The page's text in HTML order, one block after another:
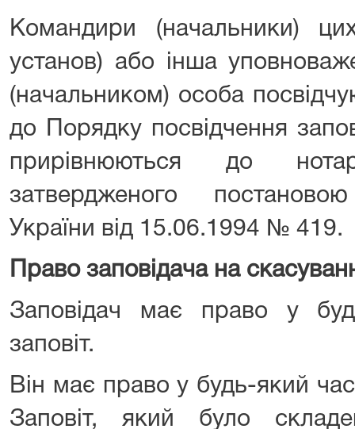
Командири (начальники)
установ) або інша
(начальником) особа
до Порядку посвідчення
прирівнюються до
затвердженого
України від 15.06.1994 № 419.
Право заповідача на
Заповідач має право у
заповіт.
Він має право у будь-який
Заповіт, який було